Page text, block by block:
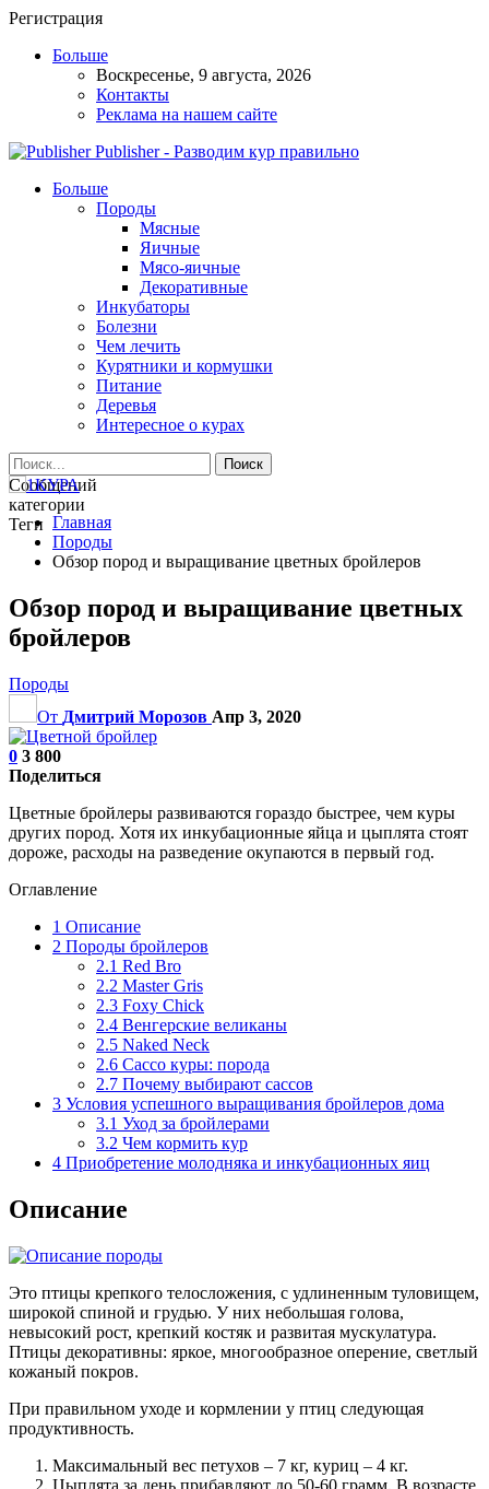
Регистрация
Больше
Воскресенье, 9 августа, 2026
Контакты
Реклама на нашем сайте
Publisher - Разводим кур правильно
Больше
Породы
Мясные
Яичные
Мясо-яичные
Декоративные
Инкубаторы
Болезни
Чем лечить
Курятники и кормушки
Питание
Деревья
Интересное о курах
Сообщений
категории
Теги Главная
Породы
Обзор пород и выращивание цветных бройлеров
Обзор пород и выращивание цветных
бройлеров
Породы
От Дмитрий Морозов Апр 3, 2020
0 3 800
Поделиться
Цветные бройлеры развиваются гораздо быстрее, чем куры
других пород. Хотя их инкубационные яйца и цыплята стоят
дороже, расходы на разведение окупаются в первый год.
Оглавление
1 Описание
2 Породы бройлеров
2.1 Red Bro
2.2 Master Gris
2.3 Foxy Chick
2.4 Венгерские великаны
2.5 Naked Neck
2.6 Сассо куры: порода
2.7 Почему выбирают сассов
3 Условия успешного выращивания бройлеров дома
3.1 Уход за бройлерами
3.2 Чем кормить кур
4 Приобретение молодняка и инкубационных яиц
Описание
Это птицы крепкого телосложения, с удлиненным туловищем,
широкой спиной и грудью. У них небольшая голова,
невысокий рост, крепкий костяк и развитая мускулатура.
Птицы декоративны: яркое, многообразное оперение, светлый
кожаный покров.
При правильном уходе и кормлении у птиц следующая
продуктивность.
Максимальный вес петухов – 7 кг, куриц – 4 кг.
Цыплята за день прибавляют до 50-60 грамм. В возрасте